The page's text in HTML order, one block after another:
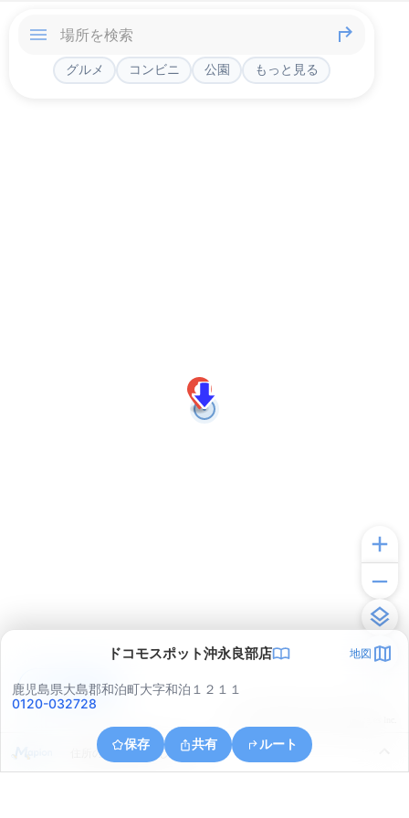
グルメ コンビニ 公園 もっと見る
ドコモスポット沖永良部店 地図
鹿児島県大島郡和泊町大字和泊１２１１
0120-032728
保存 共有 ルート
住所の取得に失敗しました
アプリで見る